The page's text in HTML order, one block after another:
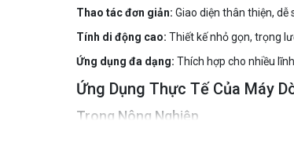
Thao tác đơn giản: Giao diện thân thiện,
Tính di động cao: Thiết kế nhỏ gọn, trọng
Ứng dụng đa dạng: Thích hợp cho nhiều
Ứng Dụng Thực Tế Của Máy
Trong Nông Nghiệp
Xác định vị trí các mạch nước ngầm để